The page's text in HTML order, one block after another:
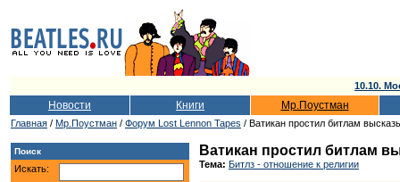
10.10.
Новости Книги Мр.Поустман
Главная / Мр.Поустман / Форум Lost Lennon Tapes / Ватикан простил битлам
Поиск
Искать:
Ватикан простил битлам
Тема: Битлз - отношение к религии